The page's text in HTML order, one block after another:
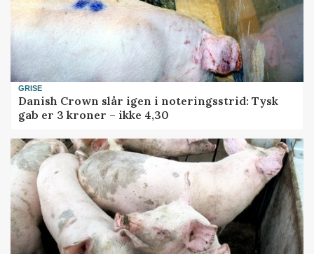
GRISE
Danish Crown slår igen i noteringsstrid: Tysk
gab er 3 kroner – ikke 4,30